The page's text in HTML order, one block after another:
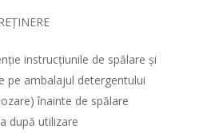
instrucțiunile de spălare și
pe ambalajul detergentului
înainte de spălare
după utilizare